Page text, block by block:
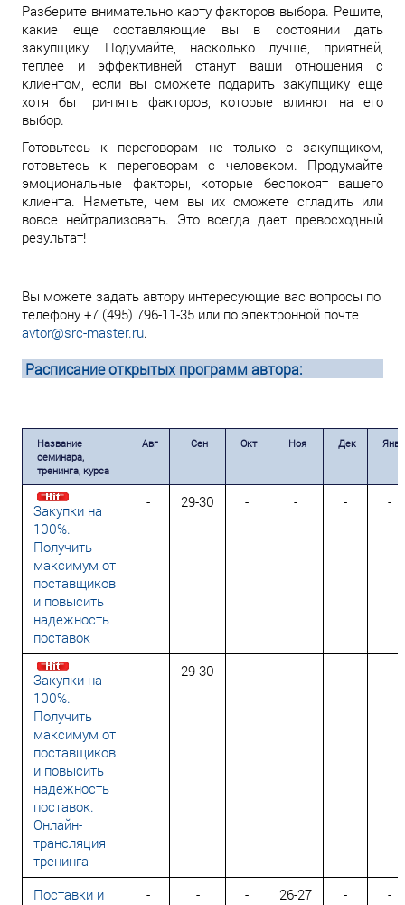
Разберите внимательно карту факторов выбора. Решите,
какие еще составляющие вы в состоянии дать
закупщику. Подумайте, насколько лучше, приятней,
теплее и эффективней станут ваши отношения с
клиентом, если вы сможете подарить закупщику еще
хотя бы три-пять факторов, которые влияют на его
выбор.
Готовьтесь к переговорам не только с закупщиком,
готовьтесь к переговорам с человеком. Продумайте
эмоциональные факторы, которые беспокоят вашего
клиента. Наметьте, чем вы их сможете сгладить или
вовсе нейтрализовать. Это всегда дает превосходный
результат!
Вы можете задать автору интересующие вас вопросы по
телефону +7 (495) 796-11-35 или по электронной почте
avtor@src-master.ru.
Расписание открытых программ автора:
Название
семинара,
тренинга, курса
Авг Сен Окт Ноя Дек Янв
Закупки на
100%.
Получить
максимум от
поставщиков
и повысить
надежность
поставок
- 29-30 - - - -
Закупки на
100%.
Получить
максимум от
поставщиков
и повысить
надежность
поставок.
Онлайн-
трансляция
тренинга
- 29-30 - - - -
Поставки и
- - - 26-27 - -